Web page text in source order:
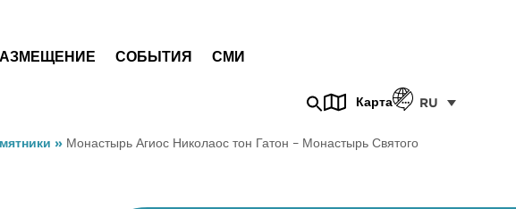
СОБЫТИЯ СМИ
Карта RU
» Монастырь Агиос Николаос тон Гатон – Монастырь Святого